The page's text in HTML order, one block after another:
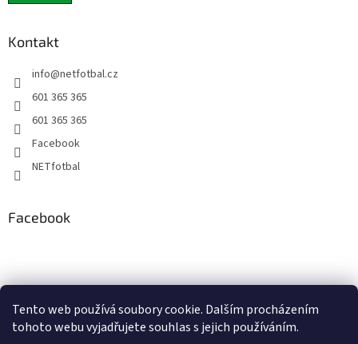
Tento web používá soubory cookie. Dalším procházením
tohoto webu vyjadřujete souhlas s jejich používáním.
Kontakt
info@netfotbal.cz
601 365 365
601 365 365
Facebook
NETfotbal
Facebook